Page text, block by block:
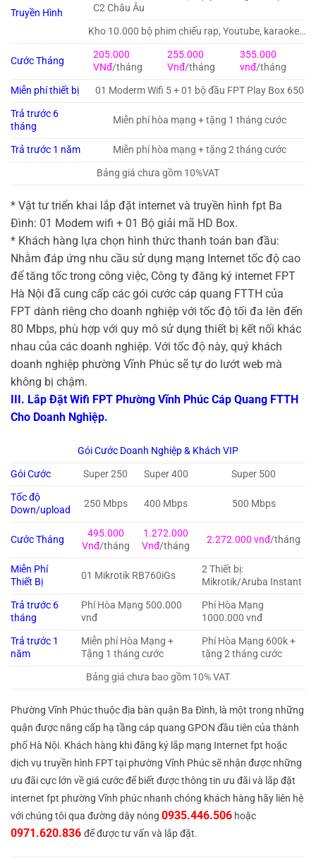
Truyền Hình
C2 Châu Âu
Kho 10.000 bộ phim chiếu rạp, Youtube, karaoke…
Cước Tháng
205.000
VNđ/tháng
255.000
Vnđ/tháng
355.000
vnđ/tháng
Miễn phí thiết bị
01 Moderm Wifi 5 + 01 bộ đầu FPT Play Box 650
Trả trước 6
tháng
Miễn phí hòa mạng + tặng 1 tháng cước
Trả trước 1 năm
Miễn phí hòa mạng + tặng 2 tháng cước
Bảng giá chưa gồm 10%VAT
* Vật tư triển khai lắp đặt internet và truyền hình fpt Ba
Đình: 01 Modem wifi + 01 Bộ giải mã HD Box.
* Khách hàng lựa chọn hình thức thanh toán ban đầu:
Nhằm đáp ứng nhu cầu sử dụng mạng Internet tốc độ cao
để tăng tốc trong công việc, Công ty đăng ký internet FPT
Hà Nội đã cung cấp các gói cước cáp quang FTTH của
FPT dành riêng cho doanh nghiệp với tốc độ tối đa lên đến
80 Mbps, phù hợp với quy mô sử dụng thiết bị kết nối khác
nhau của các doanh nghiệp. Với tốc độ này, quý khách
doanh nghiệp phường Vĩnh Phúc sẽ tự do lướt web mà
không bị chậm.
III. Lắp Đặt Wifi FPT Phường Vĩnh Phúc Cáp Quang FTTH
Cho Doanh Nghiệp.
Gói Cước Doanh Nghiệp & Khách VIP
Gói Cước
Super 250 Super 400
Super 500
Tốc độ
Down/upload
250 Mbps 400 Mbps 500 Mbps
Cước Tháng
495.000
Vnđ/tháng
1.272.000
Vnđ/tháng
2.272.000 vnđ/tháng
Miễn Phí
Thiết Bị
01 Mikrotik RB760iGs
2 Thiết bị:
Mikrotik/Aruba Instant
Trả trước 6
tháng
Phí Hòa Mạng 500.000
vnđ
Phí Hòa Mạng
1000.000 vnđ
Trả trước 1
năm
Miễn phí Hòa Mạng +
Tặng 1 tháng cước
Phí Hòa Mạng 600k +
tặng 2 tháng cước
Bảng giá chưa bao gồm 10% VAT
Phường Vĩnh Phúc thuộc địa bàn quận Ba Đình, là một trong những
quận được nâng cấp hạ tầng cáp quang GPON đầu tiên của thành
phố Hà Nội. Khách hàng khi đăng ký lắp mạng Internet fpt hoặc
dịch vụ truyền hình FPT tại phường Vĩnh Phúc sẽ nhận được những
ưu đãi cực lớn về giá cước để biết được thông tin ưu đãi và lắp đặt
internet fpt phường Vĩnh phúc nhanh chóng khách hàng hãy liên hệ
với chúng tôi qua đường dây nóng 0935.446.506 hoặc
0971.620.836 để được tư vấn và lắp đặt.